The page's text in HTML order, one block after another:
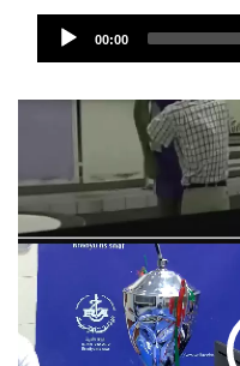
Audio
Player 00:00